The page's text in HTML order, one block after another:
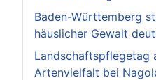
Baden-Württemberg
häuslicher Gewalt
Landschaftspflegetag
Artenvielfalt bei